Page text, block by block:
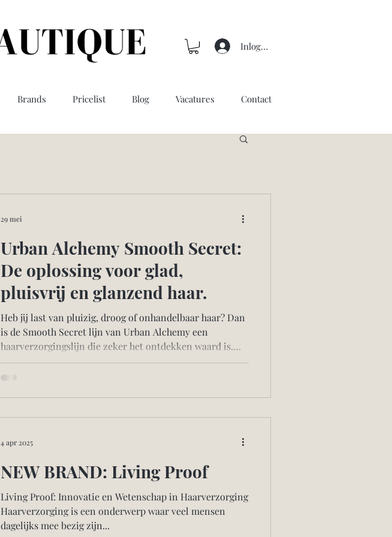
Inloggen
Brands Pricelist Blog Vacatures Contact
Urban Alchemy Smooth Secret:
De oplossing voor glad,
pluisvrij en glanzend haar.
Heb jij last van pluizig, droog of onhandelbaar haar? Dan
is de Smooth Secret lijn van Urban Alchemy een
haarverzorgingslijn die zeker het ontdekken waard is.
Deze professionele lijn is speciaal ontwikkeld om het
ingrediënten, voor welk haartype de producten geschikt
29 mei
NEW BRAND: Living Proof
Living Proof: Innovatie en Wetenschap in Haarverzorging
Haarverzorging is een onderwerp waar veel mensen
dagelijks mee bezig zijn...
4 apr 2025